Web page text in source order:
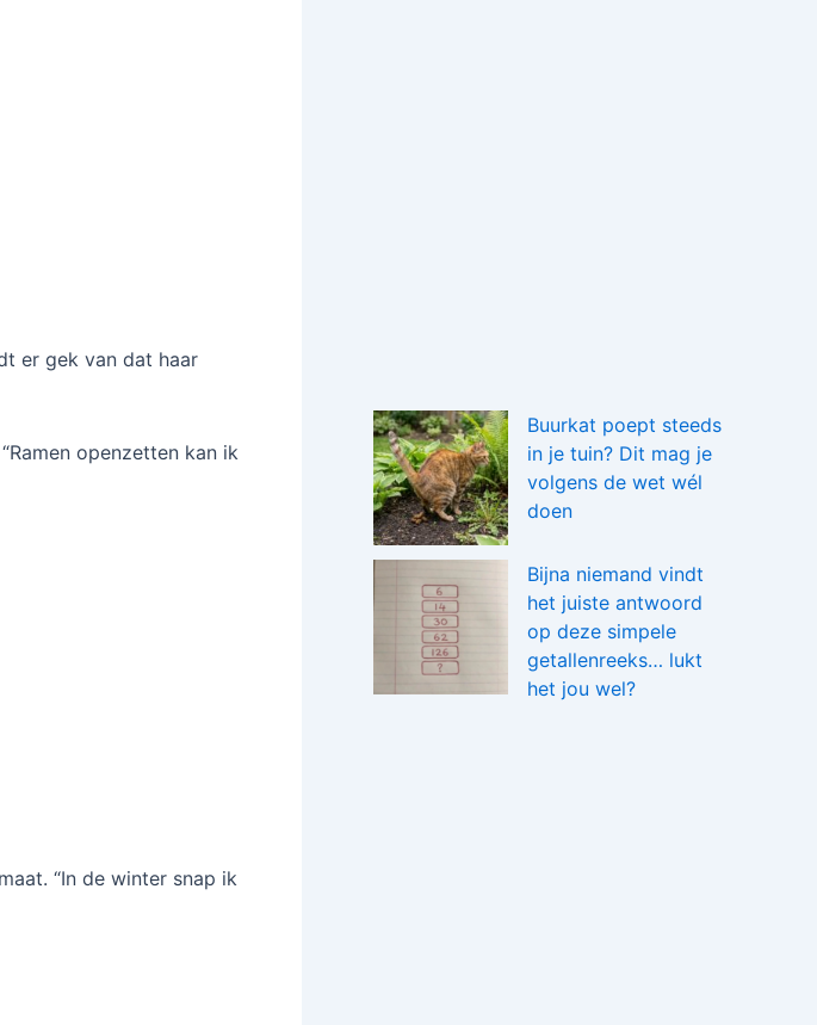
er gek van dat haar
openzetten kan ik
“In de winter snap ik
Buurkat poept steeds
in je tuin? Dit mag je
volgens de wet wél
doen
Bijna niemand vindt
het juiste antwoord
op deze simpele
getallenreeks… lukt
het jou wel?